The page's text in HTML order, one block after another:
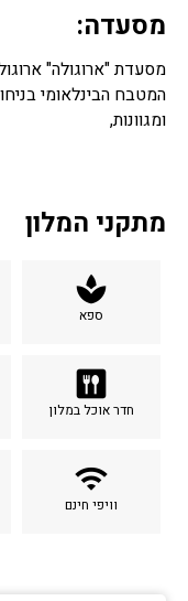
מסעדה:
מסעדת "ארוגולה"
המטבח הבינלאומי
ומגוונות,
מתקני המלון
spa
ספא
dining
חדר אוכל במלון
wifi
וויפי חינם